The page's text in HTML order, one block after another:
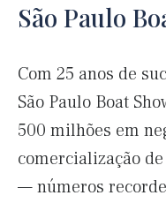
São Paulo
Com 25 anos de
São Paulo Boat
500 milhões em
comercialização
— números